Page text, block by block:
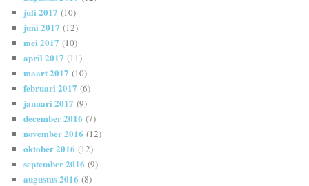
juli 2017 (10)
juni 2017 (12)
mei 2017 (10)
april 2017 (11)
maart 2017 (10)
februari 2017 (6)
januari 2017 (9)
december 2016 (7)
november 2016 (12)
oktober 2016 (12)
september 2016 (9)
augustus 2016 (8)